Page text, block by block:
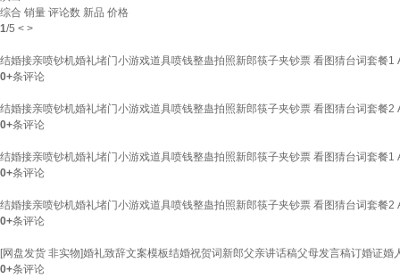
综合 销量 评论数 新品 价格
1/5 < >
结婚接亲喷钞机婚礼堵门小游戏道具喷钱整蛊拍照新郎筷子夹钞票 看图猜台词套餐1
0+条评论
结婚接亲喷钞机婚礼堵门小游戏道具喷钱整蛊拍照新郎筷子夹钞票 看图猜台词套餐2
0+条评论
结婚接亲喷钞机婚礼堵门小游戏道具喷钱整蛊拍照新郎筷子夹钞票 看图猜台词套餐1
0+条评论
结婚接亲喷钞机婚礼堵门小游戏道具喷钱整蛊拍照新郎筷子夹钞票 看图猜台词套餐2
0+条评论
[网盘发货 非实物]婚礼致辞文案模板结婚祝贺词新郎父亲讲话稿父母发言稿订婚证婚
0+条评论